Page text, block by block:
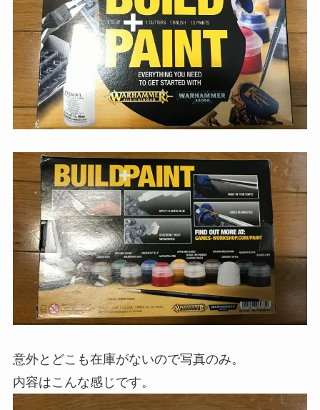
意外とどこも在庫がないので写真のみ。
内容はこんな感じです。